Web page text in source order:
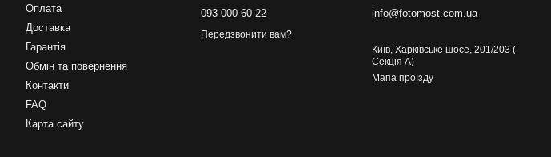
Оплата
Доставка
Гарантія
Обмін та повернення
Контакти
FAQ
Карта сайту
093 000-60-22
Передзвонити вам?
info@fotomost.com.ua
Київ, Харківське шосе, 201/203 (
Секція А)
Мапа проїзду